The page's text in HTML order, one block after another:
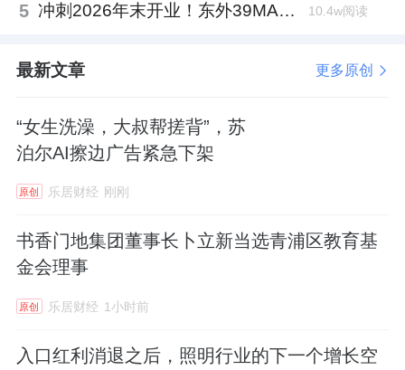
5 冲刺2026年末开业！东外39MALL全球招商启幕，重构东直门商圈格局 10.4w阅读
最新文章 更多原创
“女生洗澡，大叔帮搓背”，苏
泊尔AI擦边广告紧急下架
原创 乐居财经 刚刚
书香门地集团董事长卜立新当选青浦区教育基
金会理事
原创 乐居财经 1小时前
入口红利消退之后，照明行业的下一个增长空